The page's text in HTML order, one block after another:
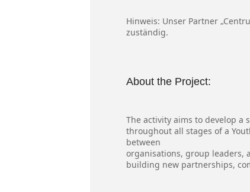
Hinweis: Unser Partner
zuständig.
About the Project:
The activity aims to develop
throughout all stages of a
between
organisations, group leaders,
building new partnerships,